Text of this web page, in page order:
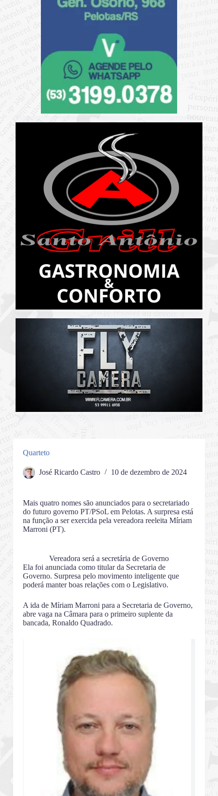
Quarteto
José Ricardo Castro 10 de dezembro de 2024
Mais quatro nomes são anunciados para o secretariado
do futuro governo PT/PSoL em Pelotas. A surpresa está
na função a ser exercida pela vereadora reeleita Míriam
Marroni (PT).
Vereadora será a secretária de Governo
Ela foi anunciada como titular da Secretaria de
Governo. Surpresa pelo movimento inteligente que
poderá manter boas relações com o Legislativo.
A ida de Míriam Marroni para a Secretaria de Governo,
abre vaga na Câmara para o primeiro suplente da
bancada, Ronaldo Quadrado.